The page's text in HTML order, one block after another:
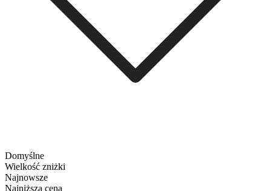
Domyślne
Wielkość zniżki
Najnowsze
Najniższa cena